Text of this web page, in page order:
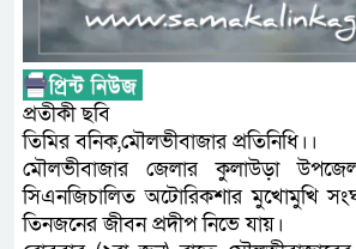
প্রতীকী ছবি
তিমির বনিক,মৌলভীবাজার প্রতিনিধি।।
মৌলভীবাজার জেলার কুলাউড়া
সিএনজিচালিত অটোরিকশার মুখোমুখি
তিনজনের জীবন প্রদীপ নিভে যায়।